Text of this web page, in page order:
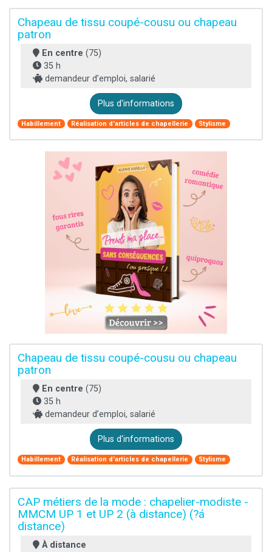
Chapeau de tissu coupé-cousu ou chapeau
patron
En centre (75)
35 h
demandeur d’emploi, salarié
Plus d'informations
Habillement Réalisation d'articles de chapellerie Stylisme
Chapeau de tissu coupé-cousu ou chapeau
patron
En centre (75)
35 h
demandeur d’emploi, salarié
Plus d'informations
Habillement Réalisation d'articles de chapellerie Stylisme
CAP métiers de la mode : chapelier-modiste -
MMCM UP 1 et UP 2 (à distance) (?á
distance)
À distance